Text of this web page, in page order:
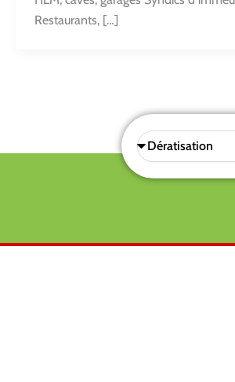
Restaurants, […]
Sélectionnez
une